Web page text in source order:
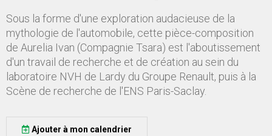
Sous la forme d'une exploration audacieuse de la
mythologie de l'automobile, cette pièce-composition
de Aurelia Ivan (Compagnie Tsara) est l'aboutissement
d'un travail de recherche et de création au sein du
laboratoire NVH de Lardy du Groupe Renault, puis à la
Scène de recherche de l'ENS Paris-Saclay.
Ajouter à mon calendrier